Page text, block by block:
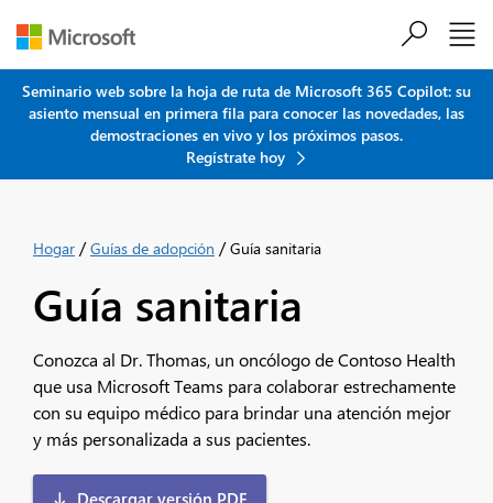
Seminario web sobre la hoja de ruta de Microsoft 365 Copilot: su
asiento mensual en primera fila para conocer las novedades, las
demostraciones en vivo y los próximos pasos.
Regístrate hoy
Hogar /Guías de adopción /Guía sanitaria
Guía sanitaria
Conozca al Dr. Thomas, un oncólogo de Contoso Health
que usa Microsoft Teams para colaborar estrechamente
con su equipo médico para brindar una atención mejor
y más personalizada a sus pacientes.
Descargar versión PDF